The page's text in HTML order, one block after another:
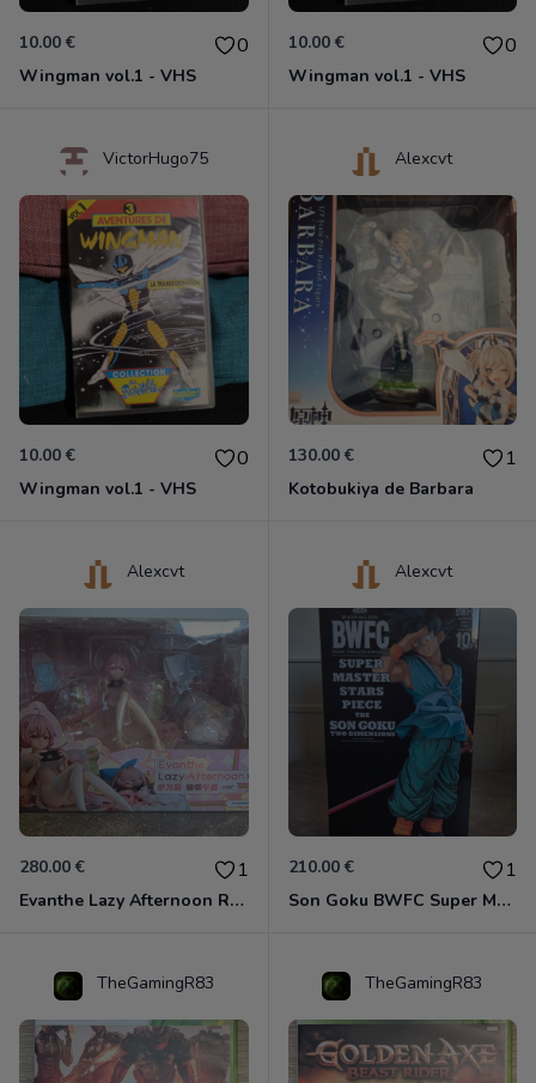
10.00 € 0
Wingman vol.1 - VHS
10.00 € 0
Wingman vol.1 - VHS
VictorHugo75
10.00 € 0
Wingman vol.1 - VHS
Alexcvt
130.00 € 1
Kotobukiya de Barbara
Alexcvt
280.00 € 1
Evanthe Lazy Afternoon Red Pride of Eden
Alexcvt
210.00 € 1
Son Goku BWFC Super Master Stars
TheGamingR83 TheGamingR83